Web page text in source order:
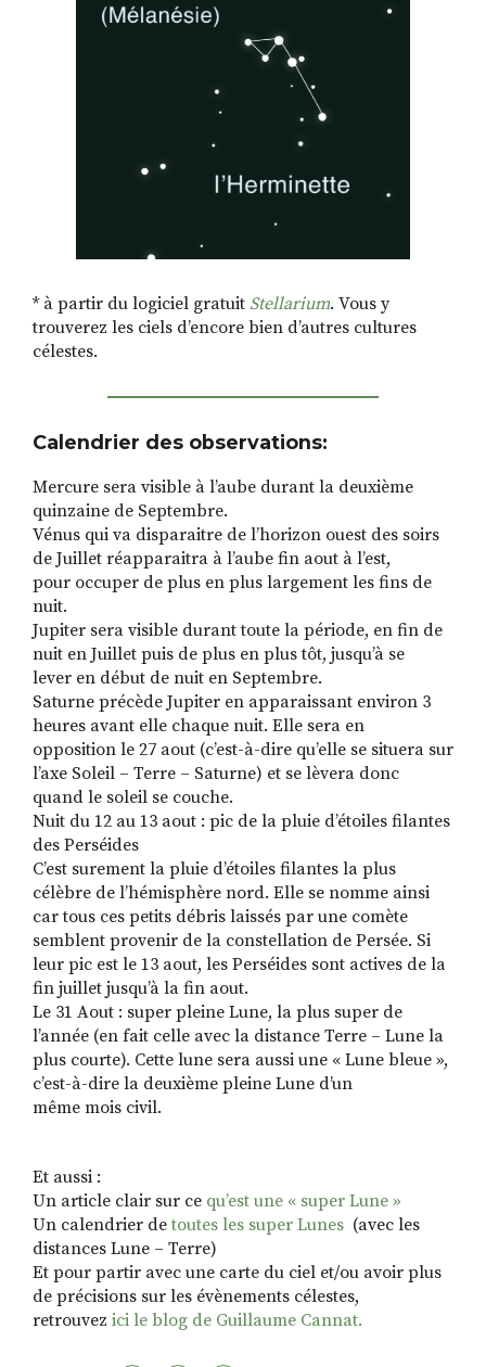
* à partir du logiciel gratuit Stellarium. Vous y
trouverez les ciels d’encore bien d’autres cultures
célestes.
Calendrier des observations:
Mercure sera visible à l’aube durant la deuxième
quinzaine de Septembre.
Vénus qui va disparaitre de l’horizon ouest des soirs
de Juillet réapparaitra à l’aube fin aout à l’est,
pour occuper de plus en plus largement les fins de
nuit.
Jupiter sera visible durant toute la période, en fin de
nuit en Juillet puis de plus en plus tôt, jusqu’à se
lever en début de nuit en Septembre.
Saturne précède Jupiter en apparaissant environ 3
heures avant elle chaque nuit. Elle sera en
opposition le 27 aout (c’est-à-dire qu’elle se situera sur
l’axe Soleil – Terre – Saturne) et se lèvera donc
quand le soleil se couche.
Nuit du 12 au 13 aout : pic de la pluie d’étoiles filantes
des Perséides
C’est surement la pluie d’étoiles filantes la plus
célèbre de l’hémisphère nord. Elle se nomme ainsi
car tous ces petits débris laissés par une comète
semblent provenir de la constellation de Persée. Si
leur pic est le 13 aout, les Perséides sont actives de la
fin juillet jusqu’à la fin aout.
Le 31 Aout : super pleine Lune, la plus super de
l’année (en fait celle avec la distance Terre – Lune la
plus courte). Cette lune sera aussi une « Lune bleue »,
c’est-à-dire la deuxième pleine Lune d’un
même mois civil.
Et aussi :
Un article clair sur ce qu’est une « super Lune »
Un calendrier detoutes les super Lunes (avec les
distances Lune – Terre)
Et pour partir avec une carte du ciel et/ou avoir plus
de précisions sur les évènements célestes,
retrouvez ici le blog de Guillaume Cannat.